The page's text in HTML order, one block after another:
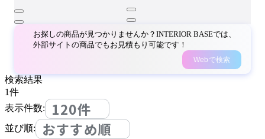
お探しの商品が見つかりませんか？INTERIOR BASEでは、
外部サイトの商品でもお見積もり可能です！
Webで検索
検索結果
1件
表示件数:
120件
並び順: おすすめ順